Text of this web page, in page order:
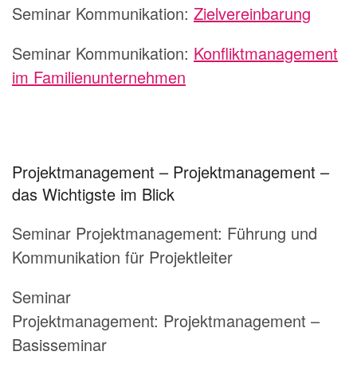
Seminar Kommunikation: Zielvereinbarung
Seminar Kommunikation: Konfliktmanagement
im Familienunternehmen
Projektmanagement – Projektmanagement –
das Wichtigste im Blick
Seminar Projektmanagement: Führung und
Kommunikation für Projektleiter
Seminar
Projektmanagement: Projektmanagement –
Basisseminar